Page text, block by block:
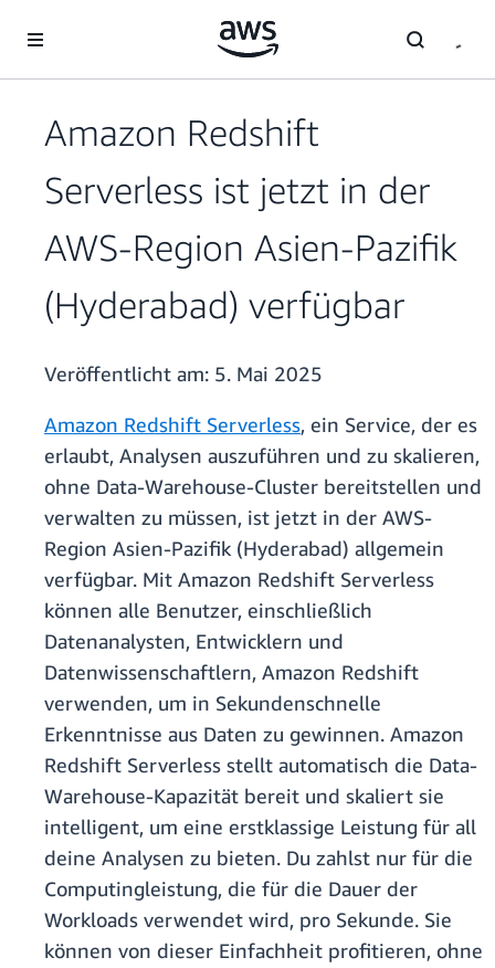
Überspringen zum Hauptinhalt
Amazon Redshift
Serverless ist jetzt in der
AWS-Region Asien-Pazifik
(Hyderabad) verfügbar
Veröffentlicht am: 5. Mai 2025
Amazon Redshift Serverless, ein Service, der es
erlaubt, Analysen auszuführen und zu skalieren,
ohne Data-Warehouse-Cluster bereitstellen und
verwalten zu müssen, ist jetzt in der AWS-
Region Asien-Pazifik (Hyderabad) allgemein
verfügbar. Mit Amazon Redshift Serverless
können alle Benutzer, einschließlich
Datenanalysten, Entwicklern und
Datenwissenschaftlern, Amazon Redshift
verwenden, um in Sekundenschnelle
Erkenntnisse aus Daten zu gewinnen. Amazon
Redshift Serverless stellt automatisch die Data-
Warehouse-Kapazität bereit und skaliert sie
intelligent, um eine erstklassige Leistung für all
deine Analysen zu bieten. Du zahlst nur für die
Computingleistung, die für die Dauer der
Workloads verwendet wird, pro Sekunde. Sie
können von dieser Einfachheit profitieren, ohne